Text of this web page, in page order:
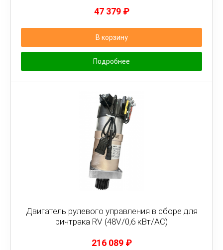
47 379 ₽
В корзину
Подробнее
Двигатель рулевого управления в сборе для
ричтрака RV (48V/0,6 кВт/АС)
216 089 ₽